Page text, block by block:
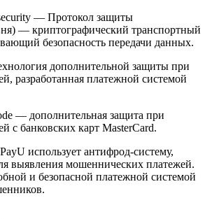
— Протокол защиты
— криптографический транспортный
безопасность передачи данных.
дополнительной защиты при
разработанная платежной системой
— дополнительная защита при
с банковских карт MasterCard.
использует антифрод-систему,
выявления мошеннических платежей.
и безопасной платежной системой